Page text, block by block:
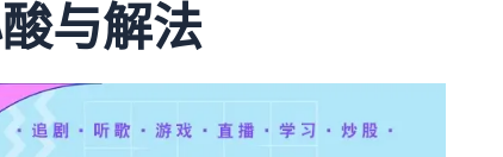
与解法